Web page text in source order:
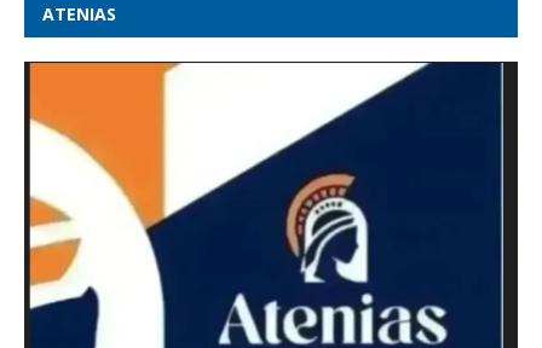
ATENIAS